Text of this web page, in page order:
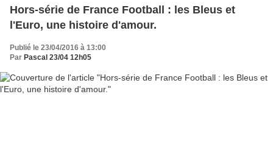
Hors-série de France Football : les Bleus et
l'Euro, une histoire d'amour.
Publié le 23/04/2016 à 13:00
Par Pascal 23/04 12h05